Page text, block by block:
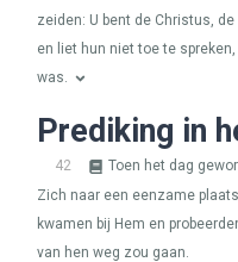
zeiden: U bent de Christus,
en liet hun niet toe te
was.
Prediking in
42
Toen het dag
Zich naar een eenzame
kwamen bij Hem en
van hen weg zou gaan.